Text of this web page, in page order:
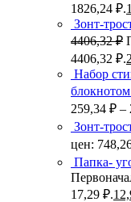
1826,24 ₽.
Зонт-
4406,32₽
4406,32 ₽.
Набор
блокнотом
259,34 ₽ –
Зонт-
цен:
Папка-
17,29 ₽.